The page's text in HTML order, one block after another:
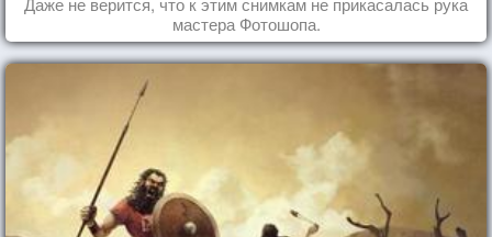
мастера Фотошопа.